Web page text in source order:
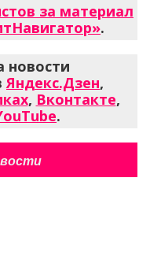
за материал
.
новости
Яндекс.Дзен,
, Вконтакте,
.